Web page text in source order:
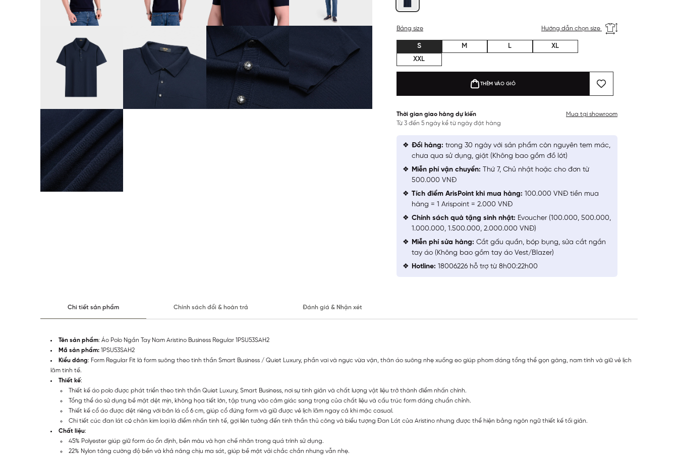
Bảng size Hướng dẫn chọn size
S M L
XL
XXL
THÊM VÀO GIỎ
Thời gian giao hàng dự kiến
Từ 3 đến 5 ngày kể từ ngày đặt hàng
Mua tại showroom
Đổi hàng: trong 30 ngày với sản phẩm còn nguyên tem mác,
chưa qua sử dụng, giặt (Không bao gồm đồ lót)
Miễn phí vận chuyển: Thứ 7, Chủ nhật hoặc cho đơn từ
500.000 VNĐ
Tích điểm ArisPoint khi mua hàng: 100.000 VNĐ tiền mua
hàng = 1 Arispoint = 2.000 VNĐ
Chính sách quà tặng sinh nhật: Evoucher (100.000, 500.000,
1.000.000, 1.500.000, 2.000.000 VNĐ)
Miễn phí sửa hàng: Cắt gấu quần, bóp bụng, sửa cắt ngắn
tay áo (Không bao gồm tay áo Vest/Blazer)
Hotline: 18006226 hỗ trợ từ 8h00:22h00
Chi tiết sản phẩm Chính sách đổi & hoàn trả Đánh giá & Nhận xét
Tên sản phẩm: Áo Polo Ngắn Tay Nam Aristino Business Regular 1PSU53SAH2
Mã sản phẩm: 1PSU53SAH2
Kiểu dáng: Form Regular Fit là form suông theo tinh thần Smart Business / Quiet Luxury, phần vai và ngực vừa vặn, thân áo suông nhẹ xuống eo giúp phom dáng tổng thể gọn gàng, nam tính và giữ vẻ lịch
lãm tinh tế.
Thiết kế:
Thiết kế áo polo được phát triển theo tinh thần Quiet Luxury, Smart Business, nơi sự tinh giản và chất lượng vật liệu trở thành điểm nhấn chính.
Tổng thể áo sử dụng bề mặt dệt mịn, không họa tiết lớn, tập trung vào cảm giác sang trọng của chất liệu và cấu trúc form dáng chuẩn chỉnh.
Thiết kế cổ áo được dệt riêng với bản lá cổ 6 cm, giúp cổ đứng form và giữ được vẻ lịch lãm ngay cả khi mặc casual.
Chi tiết cúc đan lát có chân kim loại là điểm nhấn tinh tế, gợi liên tưởng đến tinh thần thủ công và biểu tượng Đan Lát của Aristino nhưng được thể hiện bằng ngôn ngữ thiết kế tối giản.
Chất liệu:
45% Polyester giúp giữ form áo ổn định, bền màu và hạn chế nhăn trong quá trình sử dụng.
22% Nylon tăng cường độ bền và khả năng chịu ma sát, giúp bề mặt vải chắc chắn nhưng vẫn nhẹ.